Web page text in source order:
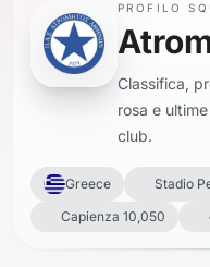
PROFILO
Classifica,
rosa e
club.
Greece Stadio
Capienza 10,050